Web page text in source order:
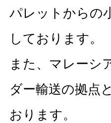
パレットからの
しております。
また、マレーシ
ダー輸送の拠点
おります。